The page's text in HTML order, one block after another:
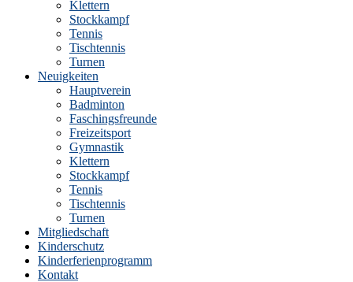
Klettern
Stockkampf
Tennis
Tischtennis
Turnen
Neuigkeiten
Hauptverein
Badminton
Faschingsfreunde
Freizeitsport
Gymnastik
Klettern
Stockkampf
Tennis
Tischtennis
Turnen
Mitgliedschaft
Kinderschutz
Kinderferienprogramm
Kontakt